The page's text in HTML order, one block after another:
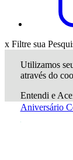
x Filtre sua
Utilizamos
através do
Entendi e
Aniversário